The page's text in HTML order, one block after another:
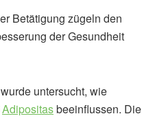
Betätigung zügeln den
der Gesundheit
untersucht, wie
Adipositasbeeinflussen. Die